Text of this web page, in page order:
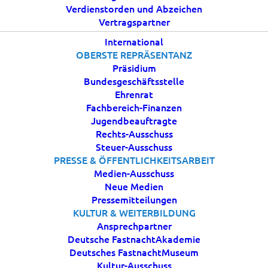
Verdienstorden und Abzeichen
Vertragspartner
International
OBERSTE REPRÄSENTANZ
Präsidium
Bundesgeschäftsstelle
Ehrenrat
Fachbereich-Finanzen
Jugendbeauftragte
Rechts-Ausschuss
Steuer-Ausschuss
PRESSE & ÖFFENTLICHKEITSARBEIT
Medien-Ausschuss
Neue Medien
Pressemitteilungen
KULTUR & WEITERBILDUNG
Ansprechpartner
Deutsche FastnachtAkademie
Deutsches FastnachtMuseum
Kultur-Ausschuss
| INAKTUELLES | BY
Pfingsten ist ein Fest der Gemeinschaft, der
Hoffnung und des Miteinanders – Werte, die auch
den Karneval das ganze Jahr über prägen. Gerade in
einer Zeit, in der Zusammenhalt, Freude und
gegenseitiger Respekt wichtiger denn je sind,
möchten wir die Feiertage nutzen, um allen
Karnevalsfreundinnen und Karnevalsfreunden